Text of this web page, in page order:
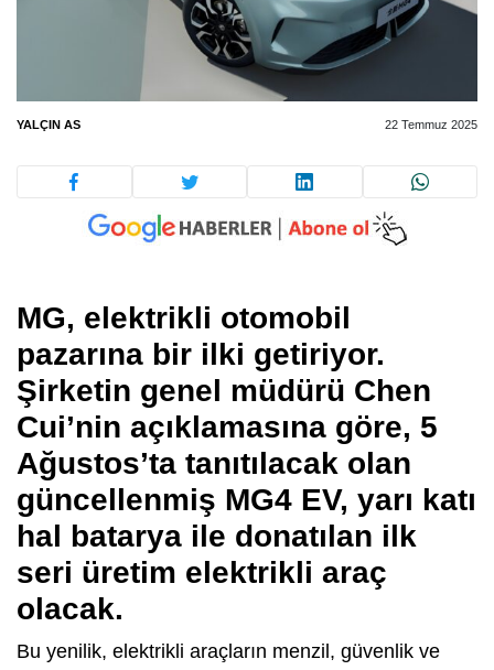
YALÇIN AS 22 Temmuz 2025
MG, elektrikli otomobil
pazarına bir ilki getiriyor.
Şirketin genel müdürü Chen
Cui’nin açıklamasına göre, 5
Ağustos’ta tanıtılacak olan
güncellenmiş MG4 EV, yarı katı
hal batarya ile donatılan ilk
seri üretim elektrikli araç
olacak.
Bu yenilik, elektrikli araçların menzil, güvenlik ve